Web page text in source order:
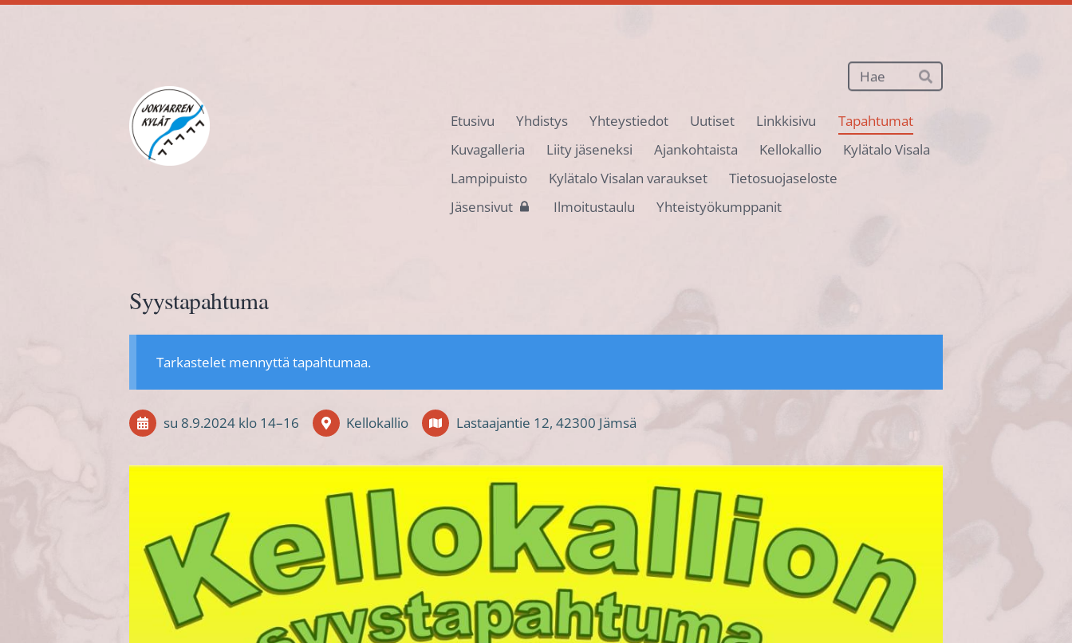
Hae
Jokvarren kylät ry. Etusivu Yhdistys Yhteystiedot Uutiset Linkkisivu
Tapahtumat
Kuvagalleria
Liity jäseneksi Ajankohtaista Kellokallio
Kylätalo Visala
Lampipuisto
Kylätalo Visalan varaukset
Tietosuojaseloste
Jäsensivut
Ilmoitustaulu Yhteistyökumppanit
Syystapahtuma
Tarkastelet mennyttä tapahtumaa.
su 8.9.2024 klo 14–16 Kellokallio Lastaajantie 12, 42300 Jämsä